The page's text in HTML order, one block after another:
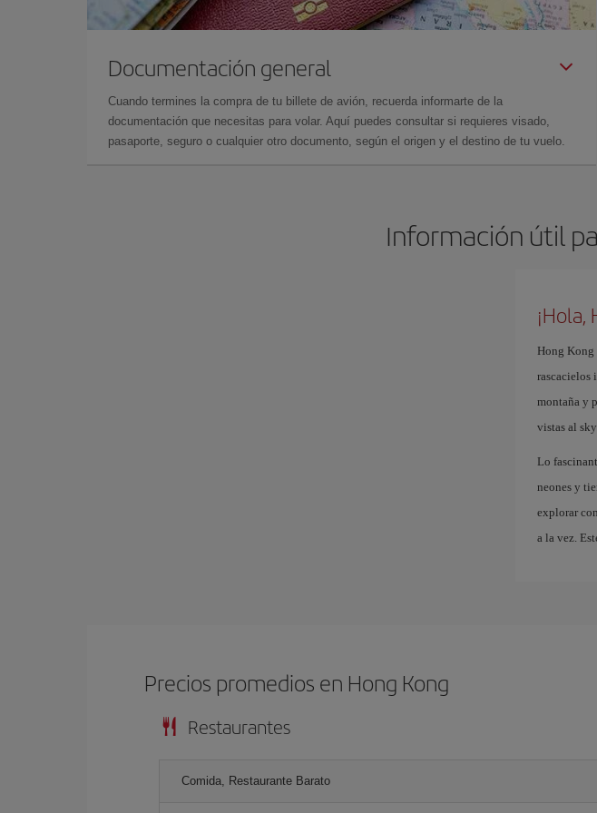
Documentación general
Cuando termines la compra de tu billete de avión, recuerda informarte de la
documentación que necesitas para volar. Aquí puedes consultar si requieres visado,
pasaporte, seguro o cualquier otro documento, según el origen y el destino de tu vuelo.
Información útil
¡Hola,
Hong Kong
rascacielos
montaña y
vistas al
Lo
neones y
explorar
a la vez.
Precios promedios en Hong Kong
Restaurantes
Comida, Restaurante Barato